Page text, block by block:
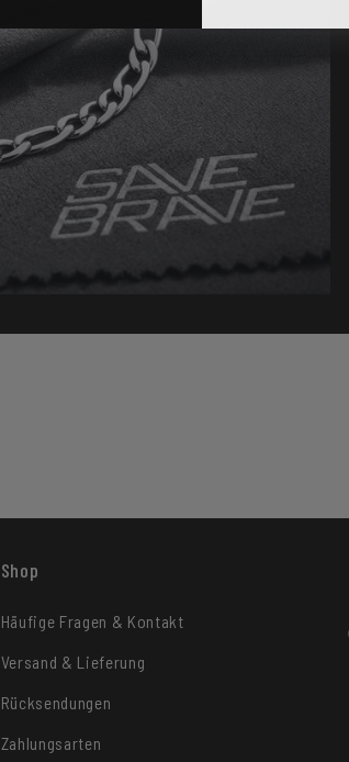
Shop
Häufige Fragen & Kontakt
Versand & Lieferung
Rücksendungen
Zahlungsarten